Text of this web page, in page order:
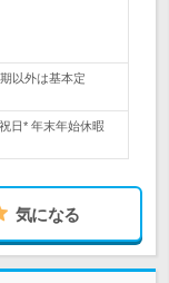
以外は基本定
日* 年末年始休暇
気になる